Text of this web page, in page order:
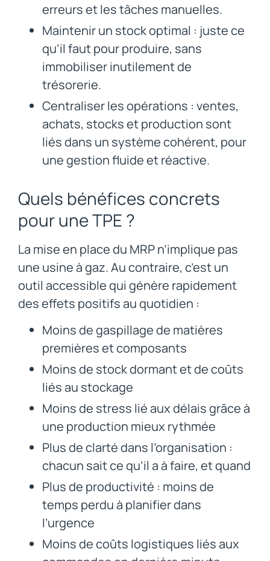
erreurs et les tâches manuelles.
Maintenir un stock optimal : juste ce
qu’il faut pour produire, sans
immobiliser inutilement de
trésorerie.
Centraliser les opérations : ventes,
achats, stocks et production sont
liés dans un système cohérent, pour
une gestion fluide et réactive.
Quels bénéfices concrets
pour une TPE ?
La mise en place du MRP n’implique pas
une usine à gaz. Au contraire, c’est un
outil accessible qui génère rapidement
des effets positifs au quotidien :
Moins de gaspillage de matières
premières et composants
Moins de stock dormant et de coûts
liés au stockage
Moins de stress lié aux délais grâce à
une production mieux rythmée
Plus de clarté dans l’organisation :
chacun sait ce qu’il a à faire, et quand
Plus de productivité : moins de
temps perdu à planifier dans
l’urgence
Moins de coûts logistiques liés aux